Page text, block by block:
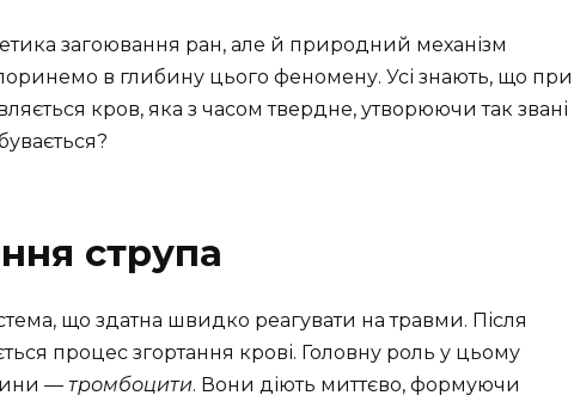
загоювання ран, але й природний механізм
в глибину цього феномену. Усі знають, що при
кров, яка з часом твердне, утворюючи так звані
струпа
що здатна швидко реагувати на травми. Після
процес згортання крові. Головну роль у цьому
— тромбоцити. Вони діють миттєво, формуючи